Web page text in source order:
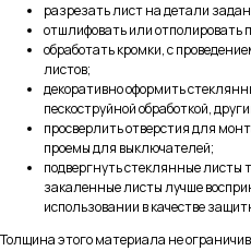
разрезать лист на детали
отшлифовать или отполировать
обработать кромки, с
листов;
декоративно оформить
пескоструйной обработкой,
просверлить отверстия для
проемы для выключателей;
подвергнуть стеклянные листы
закаленные листы лучше
использовании в качестве
Толщина этого материала не